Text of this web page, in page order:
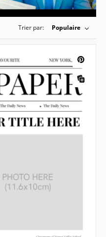
Trier par: Populaire